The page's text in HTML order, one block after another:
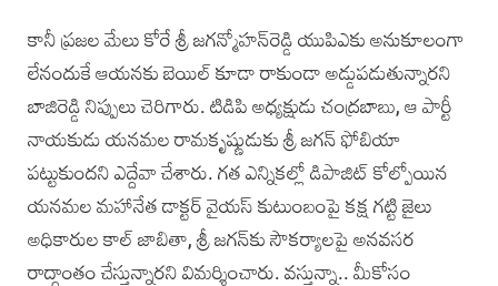
కానీ ప్రజల మేలు కోరే శ్రీ జగన్మోహన్‌రెడ్డి యుపిఎకు అనుకూలంగా
లేనందుకే ఆయనకు బెయిల్‌ కూడా రాకుండా అడ్డుపడుతున్నారని
బాజిరెడ్డి నిప్పులు చెరిగారు. టిడిపి అధ్యక్షుడు చంద్రబాబు, ఆ పార్టీ
నాయకుడు యనమల రామకృష్ణుడుకు శ్రీ జగన్‌ ఫోబియా
పట్టుకుందని ఎద్దేవా చేశారు. గత ఎన్నికల్లో డిపాజిట్ కోల్పోయిన
యనమల‌ మహానేత డాక్టర్ వై‌యస్ కుటుంబంపై కక్ష గట్టి జైలు
అధికారుల కా‌ల్ జాబితా, శ్రీ జగ‌‌న్‌కు సౌకర్యాలపై అనవసర
రాద్దాంతం చేస్తున్నారని విమర్శించారు. వస్తున్నా.. మీకోసం